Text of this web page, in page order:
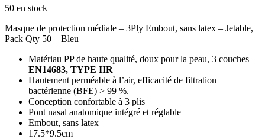
50 en stock
Masque de protection médiale – 3Ply Embout, sans latex – Jetable,
Pack Qty 50 – Bleu
Matériau PP de haute qualité, doux pour la peau, 3 couches –
EN14683, TYPE IIR
Hautement perméable à l’air, efficacité de filtration
bactérienne (BFE) > 99 %.
Conception confortable à 3 plis
Pont nasal anatomique intégré et réglable
Embout, sans latex
17.5*9.5cm